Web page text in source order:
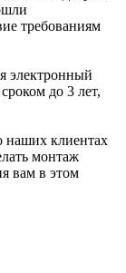
требованиям
электронный
до 3 лет,
наших клиентах
монтаж
вам в этом